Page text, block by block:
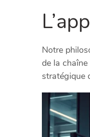
Notre
de la
stratégique